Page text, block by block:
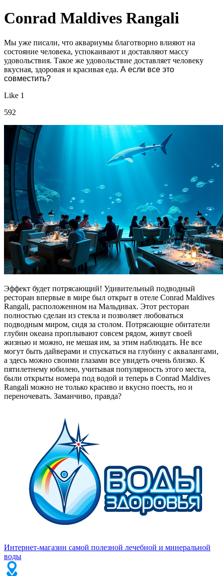
Conrad Maldives Rangali
Мы уже писали, что аквариумы благотворно влияют на
состояние человека, успокаивают и доставляют массу
удовольствия. Такое же удовольствие доставляет человеку
вкусная, здоровая и красивая еда. А если все это
совместить?
Like 1
592
Эффект будет потрясающий! Удивительный подводный
ресторан впервые в мире был открыт в отеле Conrad Maldives
Rangali, расположенном на Мальдивах. Этот ресторан
полностью сделан из стекла и позволяет любоваться
подводным миром, сидя за столом. Потрясающие обитатели
глубин океана проплывают совсем рядом, живут своей
жизнью и можно, не мешая им, за этим наблюдать. Не все
могут быть дайверами и спускаться на глубину с аквалангами,
а здесь можно своими глазами все увидеть очень близко. К
пятилетнему юбилею, учитывая популярность этого места,
были открыты номера под водой и теперь в Conrad Maldives
Rangali можно не только красиво и вкусно поесть, но и
переночевать. Заманчиво, правда?
Интернет-магазин самой полезной лечебной и минеральной
воды